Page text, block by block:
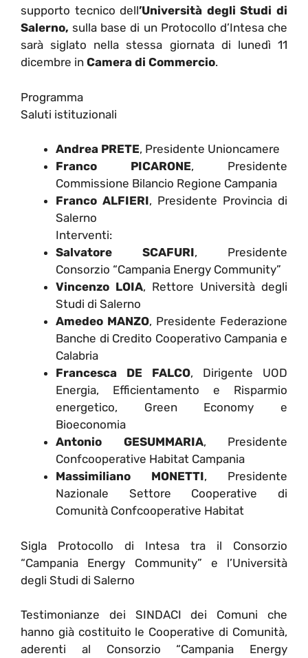
supporto tecnico dell’Università degli Studi di
Salerno, sulla base di un Protocollo d’Intesa che
sarà siglato nella stessa giornata di lunedì 11
dicembre in Camera di Commercio.
Programma
Saluti istituzionali
Andrea PRETE, Presidente Unioncamere
Franco PICARONE, Presidente
Commissione Bilancio Regione Campania
Franco ALFIERI, Presidente Provincia di
Salerno
Interventi:
Salvatore SCAFURI, Presidente
Consorzio “Campania Energy Community”
Vincenzo LOIA, Rettore Università degli
Studi di Salerno
Amedeo MANZO, Presidente Federazione
Banche di Credito Cooperativo Campania e
Calabria
Francesca DE FALCO, Dirigente UOD
Energia, Efficientamento e Risparmio
energetico, Green Economy e
Bioeconomia
Antonio GESUMMARIA, Presidente
Confcooperative Habitat Campania
Massimiliano MONETTI, Presidente
Nazionale Settore Cooperative di
Comunità Confcooperative Habitat
Sigla Protocollo di Intesa tra il Consorzio
“Campania Energy Community” e l’Università
degli Studi di Salerno
Testimonianze dei SINDACI dei Comuni che
hanno già costituito le Cooperative di Comunità,
aderenti al Consorzio “Campania Energy